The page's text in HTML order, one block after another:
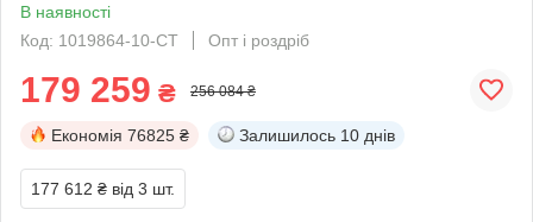
В наявності
Код: 1019864-10-СТ
Опт і роздріб
179 259 ₴ 256 084 ₴
Економія 76825 ₴ Залишилось 10 днів
177 612 ₴ від 3 шт.